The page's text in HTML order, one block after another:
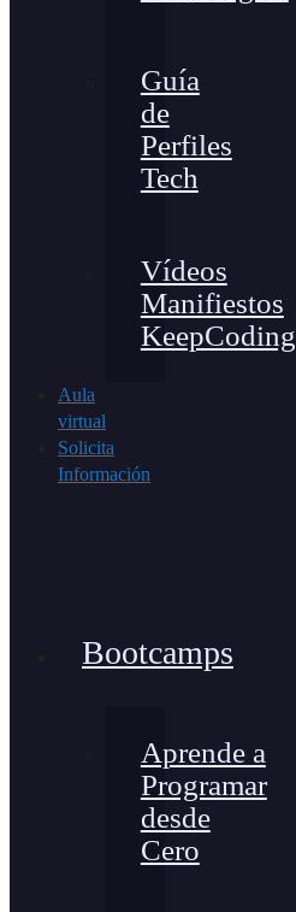
Guía
de
Perfiles
Tech
Vídeos
Manifiestos
KeepCoding
Aula
virtual
Solicita
Información
Bootcamps
Aprende a
Programar
desde
Cero